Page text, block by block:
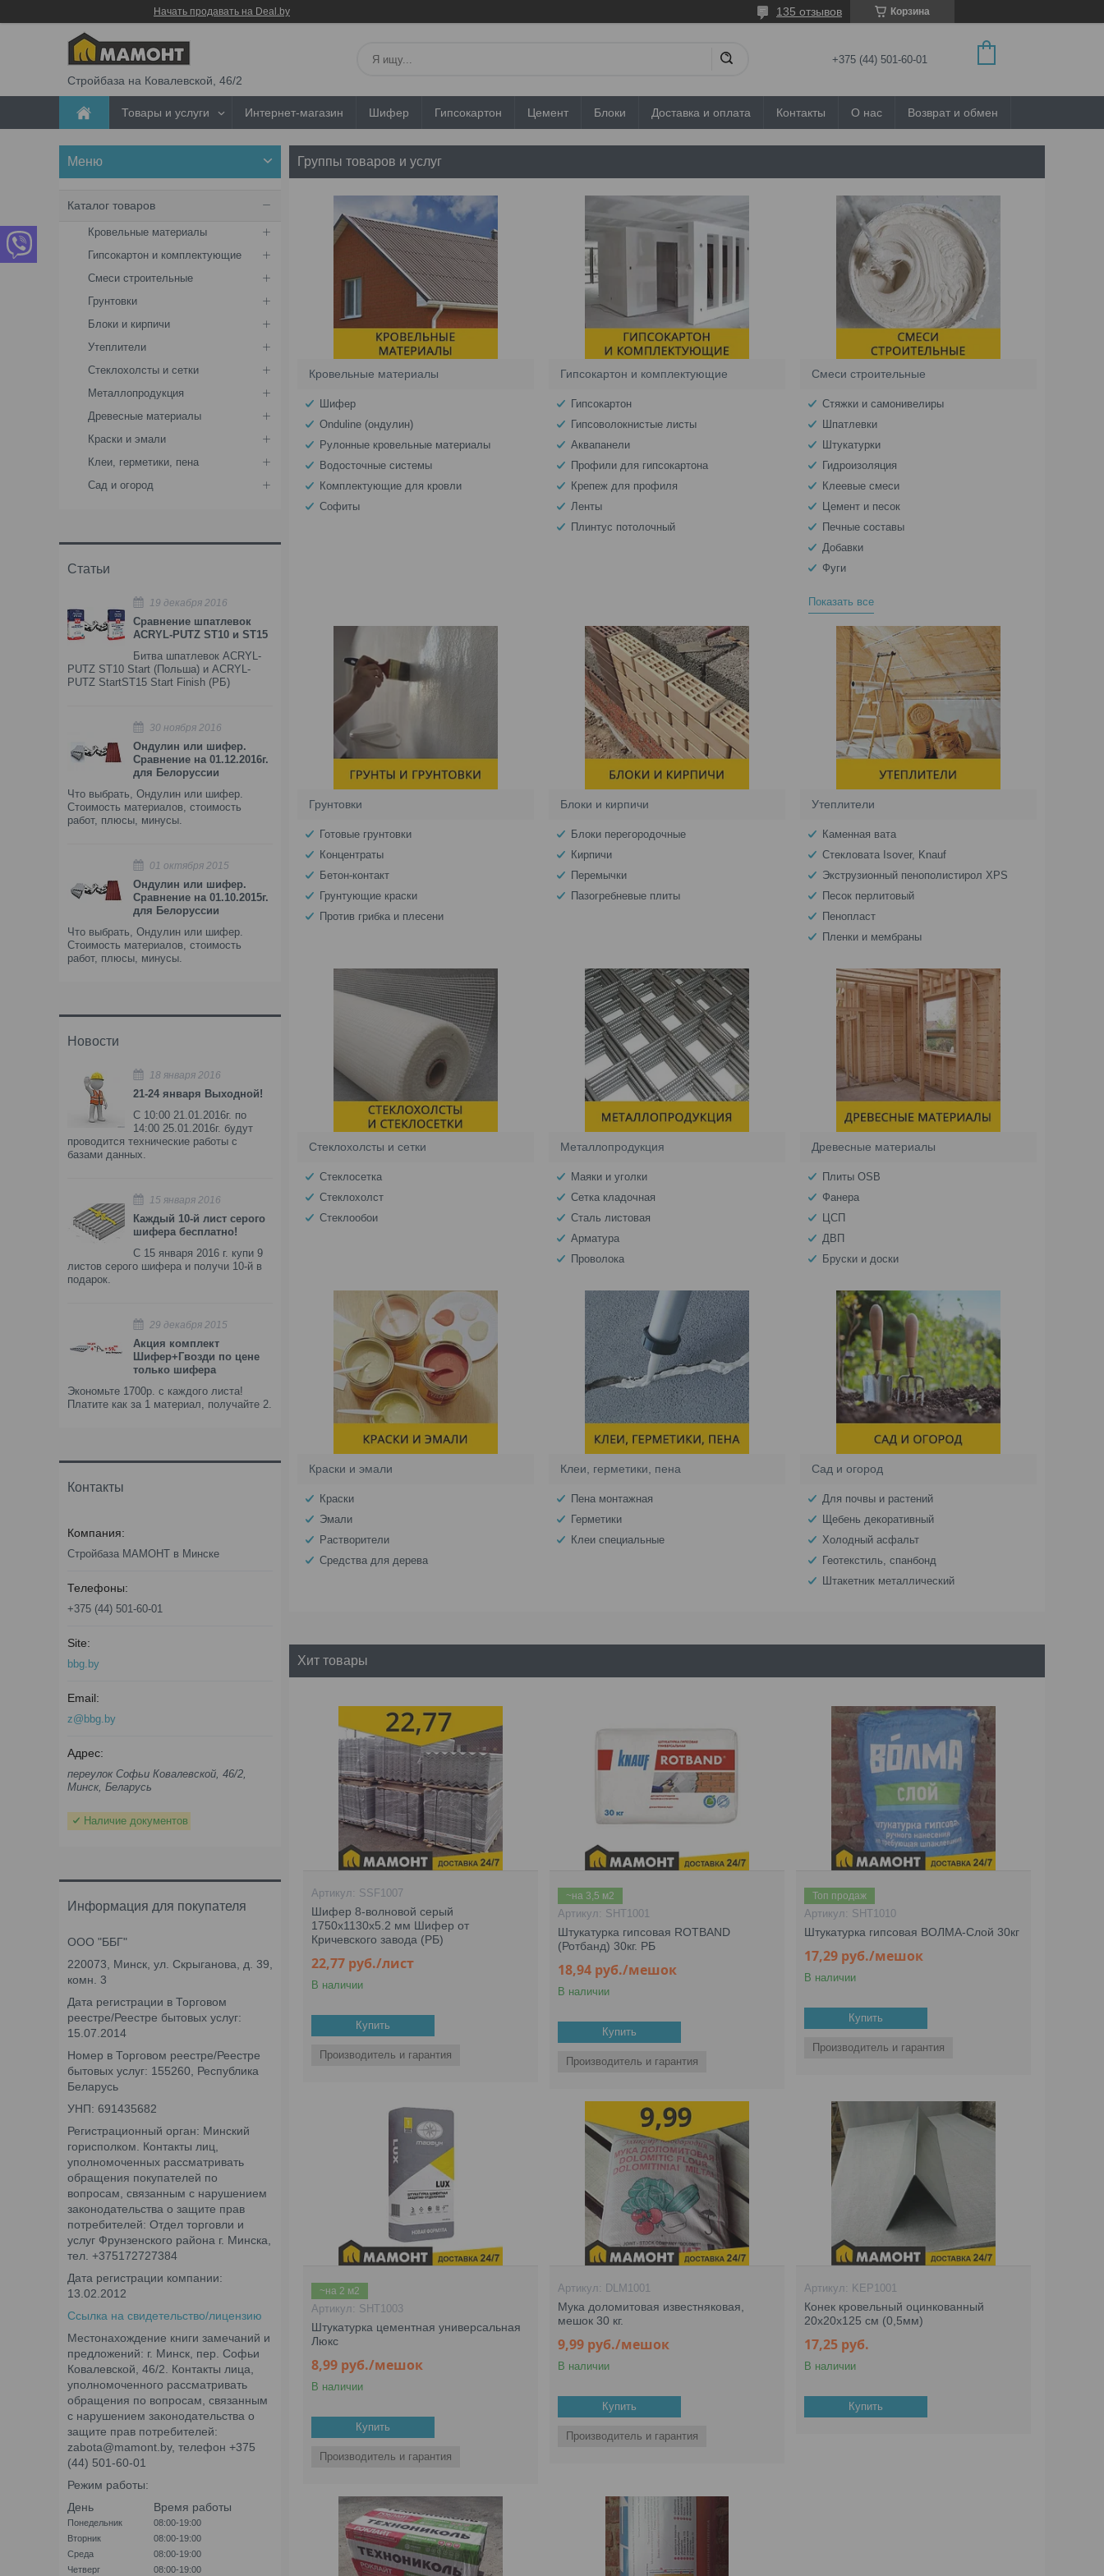
Начать продавать на Deal.by Корзина
135 отзывов
Стройбаза на Ковалевской, 46/2
+375 (44) 501-60-01
Товары и услуги Интернет-магазин Шифер Гипсокартон Цемент Блоки Доставка и оплата Контакты О нас Возврат и обмен
Группы товаров и услуг
Кровельные материалы
Шифер
Onduline (ондулин)
Рулонные кровельные материалы
Водосточные системы
Комплектующие для кровли
Софиты
Гипсокартон и комплектующие
Гипсокартон
Гипсоволокнистые листы
Аквапанели
Профили для гипсокартона
Крепеж для профиля
Ленты
Плинтус потолочный
Смеси строительные
Стяжки и самонивелиры
Шпатлевки
Штукатурки
Гидроизоляция
Клеевые смеси
Цемент и песок
Печные составы
Добавки
Фуги
Показать все
Грунтовки
Готовые грунтовки
Концентраты
Бетон-контакт
Грунтующие краски
Против грибка и плесени
Блоки и кирпичи
Блоки перегородочные
Кирпичи
Перемычки
Пазогребневые плиты
Утеплители
Каменная вата
Стекловата Isover, Knauf
Экструзионный пенополистирол XPS
Песок перлитовый
Пенопласт
Пленки и мембраны
Стеклохолсты и сетки
Стеклосетка
Стеклохолст
Стеклообои
Металлопродукция
Маяки и уголки
Сетка кладочная
Сталь листовая
Арматура
Проволока
Древесные материалы
Плиты OSB
Фанера
ЦСП
ДВП
Бруски и доски
Краски и эмали
Краски
Эмали
Растворители
Средства для дерева
Клеи, герметики, пена
Пена монтажная
Герметики
Клеи специальные
Сад и огород
Для почвы и растений
Щебень декоративный
Холодный асфальт
Геотекстиль, спанбонд
Штакетник металлический
Хит товары
SSF1007
Шифер 8-волновой серый
1750х1130х5.2 мм Шифер от
Кричевского завода (РБ)
22,77 руб./лист
В наличии
Купить
Производитель и гарантия
~на 3,5 м2
SHT1001
Штукатурка гипсовая ROTBAND
(Ротбанд) 30кг. РБ
18,94 руб./мешок
В наличии
Купить
Производитель и гарантия
Топ продаж
SHT1010
Штукатурка гипсовая ВОЛМА-Слой 30кг
17,29 руб./мешок
В наличии
Купить
Производитель и гарантия
~на 2 м2
SHT1003
Штукатурка цементная универсальная
Люкс
8,99 руб./мешок
В наличии
Купить
Производитель и гарантия
DLM1001
Мука доломитовая известняковая,
мешок 30 кг.
9,99 руб./мешок
В наличии
Купить
Производитель и гарантия
KEP1001
Конек кровельный оцинкованный
20х20х125 см (0,5мм)
17,25 руб.
В наличии
Купить
Каталог товаров
Кровельные материалы
Гипсокартон и комплектующие
Смеси строительные
Грунтовки
Блоки и кирпичи
Утеплители
Стеклохолсты и сетки
Металлопродукция
Древесные материалы
Краски и эмали
Клеи, герметики, пена
Сад и огород
Статьи
19 декабря 2016
Сравнение шпатлевок
ACRYL-PUTZ ST10 и ST15
Битва шпатлевок ACRYL-
PUTZ ST10 Start (Польша) и ACRYL-
PUTZ StartST15 Start Finish (РБ)
30 ноября 2016
Ондулин или шифер.
Сравнение на 01.12.2016г.
для Белоруссии
Что выбрать, Ондулин или шифер.
Стоимость материалов, стоимость
работ, плюсы, минусы.
01 октября 2015
Ондулин или шифер.
Сравнение на 01.10.2015г.
для Белоруссии
Что выбрать, Ондулин или шифер.
Стоимость материалов, стоимость
работ, плюсы, минусы.
Новости
18 января 2016
21-24 января Выходной!
С 10:00 21.01.2016г. по
14:00 25.01.2016г. будут
проводится технические работы с
базами данных.
15 января 2016
Каждый 10-й лист серого
шифера бесплатно!
С 15 января 2016 г. купи 9
листов серого шифера и получи 10-й в
подарок.
29 декабря 2015
Акция комплект
Шифер+Гвозди по цене
только шифера
Экономьте 1700р. с каждого листа!
Платите как за 1 материал, получайте 2.
Контакты
Стройбаза МАМОНТ в Минске
+375 (44) 501-60-01
bbg.by
z@bbg.by
переулок Софьи Ковалевской, 46/2,
Минск, Беларусь
Наличие документов
Информация для покупателя
ООО "ББГ"
220073, Минск, ул. Скрыганова, д. 39,
комн. 3
Дата регистрации в Торговом
реестре/Реестре бытовых услуг:
15.07.2014
Номер в Торговом реестре/Реестре
бытовых услуг: 155260, Республика
Беларусь
УНП: 691435682
Регистрационный орган: Минский
горисполком. Контакты лиц,
уполномоченных рассматривать
обращения покупателей по
вопросам, связанным с нарушением
законодательства о защите прав
потребителей: Отдел торговли и
услуг Фрунзенского района г. Минска,
тел. +375172727384
Дата регистрации компании:
13.02.2012
Ссылка на свидетельство/лицензию
Местонахождение книги замечаний и
предложений: г. Минск, пер. Софьи
Ковалевской, 46/2. Контакты лица,
уполномоченного рассматривать
обращения по вопросам, связанным
с нарушением законодательства о
защите прав потребителей:
zabota@mamont.by, телефон +375
(44) 501-60-01
Режим работы:
День
Время работы
Понедельник
08:00-19:00
Вторник
08:00-19:00
Среда
08:00-19:00
Четверг
08:00-19:00